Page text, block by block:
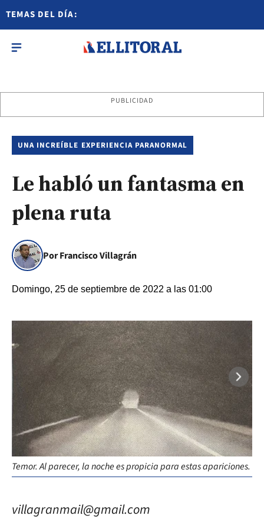
TEMAS DEL DÍA:
PUBLICIDAD
UNA INCREÍBLE EXPERIENCIA PARANORMAL
Le habló un fantasma en
plena ruta
Por Francisco Villagrán
Domingo, 25 de septiembre de 2022 a las 01:00
Temor. Al parecer, la noche es propicia para estas apariciones.
villagranmail@gmail.com